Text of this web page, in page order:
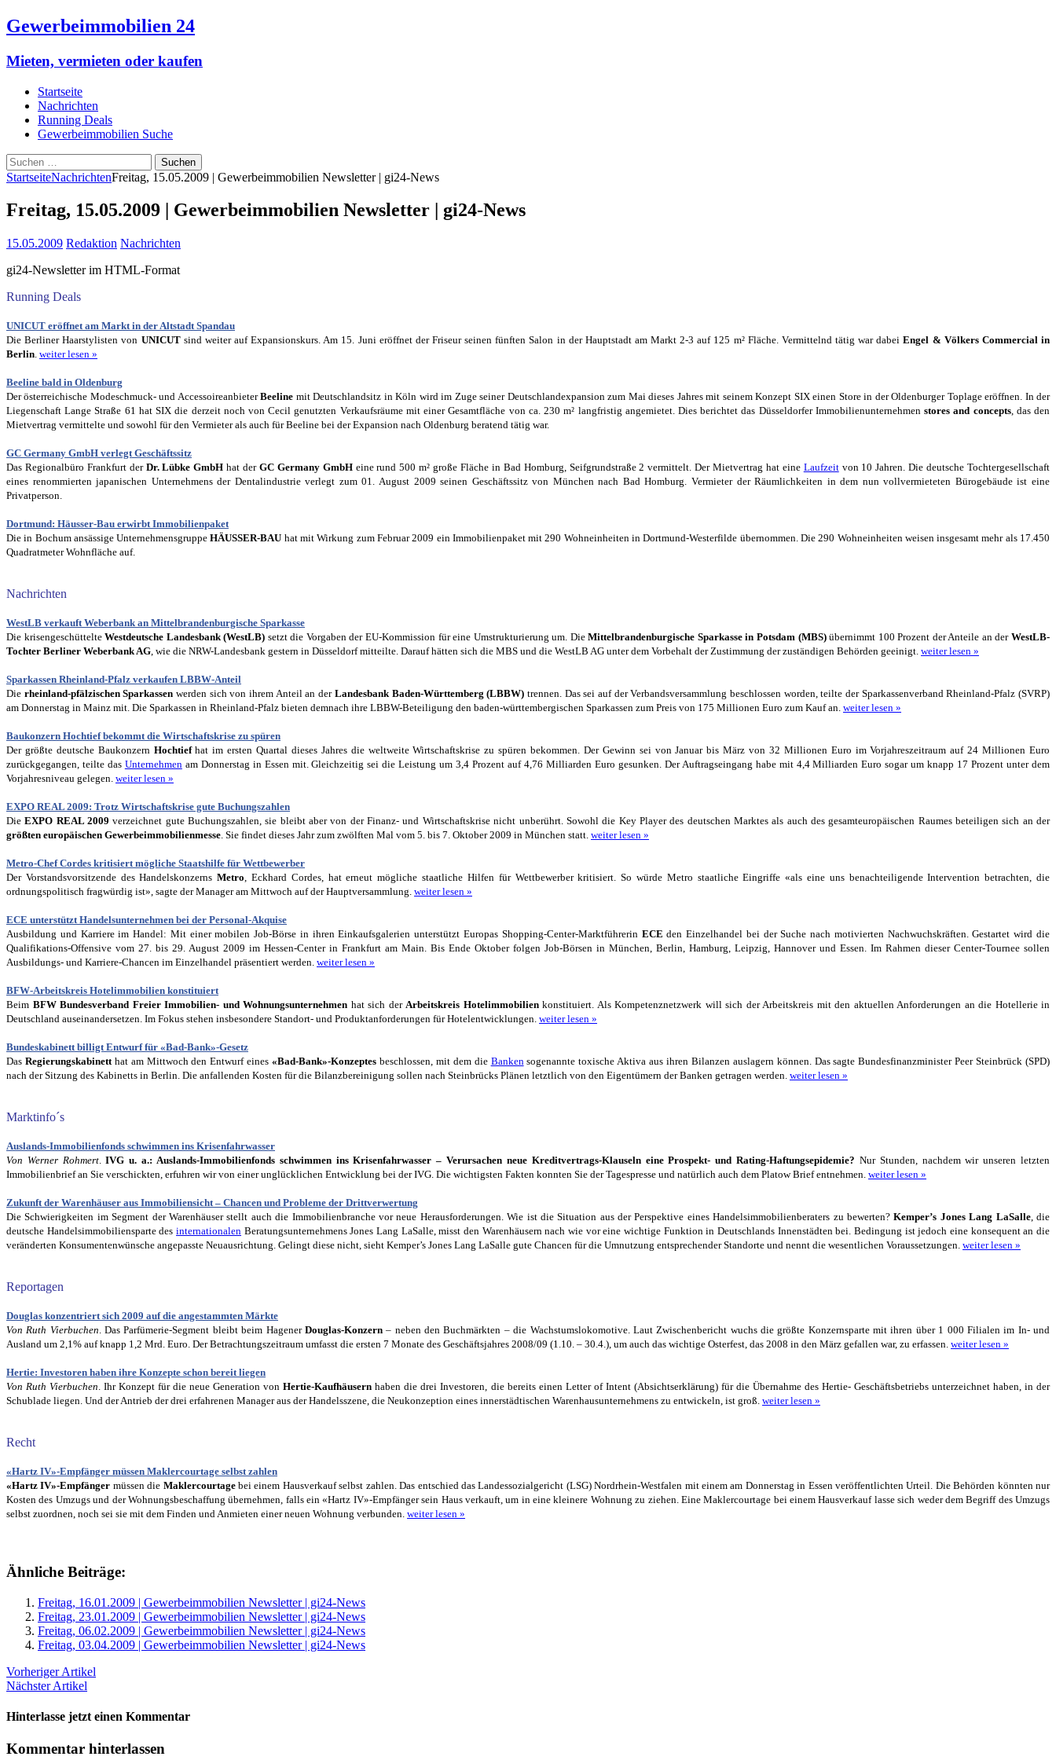
Gewerbeimmobilien 24
Mieten, vermieten oder kaufen
Startseite
Nachrichten
Running Deals
Gewerbeimmobilien Suche
Suchen
nach:
StartseiteNachrichtenFreitag, 15.05.2009 | Gewerbeimmobilien Newsletter | gi24-News
Freitag, 15.05.2009 | Gewerbeimmobilien Newsletter | gi24-News
15.05.2009 Redaktion Nachrichten
gi24-Newsletter im HTML-Format
Running Deals
UNICUT eröffnet am Markt in der Altstadt Spandau
Die Berliner Haarstylisten von UNICUTsind weiter auf Expansionskurs. Am 15. Juni eröffnet der Friseur seinen fünften Salon in der Hauptstadt am Markt 2-3 auf 125 m² Fläche. Vermittelnd tätig war dabeiEngel & Völkers Commercial in
Berlin. weiter lesen »
Beeline bald in Oldenburg
Der österreichische Modeschmuck- und AccessoireanbieterBeeline mit Deutschlandsitz in Köln wird im Zuge seiner Deutschlandexpansion zum Mai dieses Jahres mit seinem Konzept SIX einen Store in der Oldenburger Toplage eröffnen. In der
Liegenschaft Lange Straße 61 hat SIX die derzeit noch von Cecil genutzten Verkaufsräume mit einer Gesamtfläche von ca. 230 m² langfristig angemietet. Dies berichtet das Düsseldorfer Immobilienunternehmenstores and concepts, das den
Mietvertrag vermittelte und sowohl für den Vermieter als auch für Beeline bei der Expansion nach Oldenburg beratend tätig war.
GC Germany GmbH verlegt Geschäftssitz
Das Regionalbüro Frankfurt der Dr. Lübke GmbHhat der GC Germany GmbH eine rund 500 m² große Fläche in Bad Homburg, Seifgrundstraße 2 vermittelt. Der Mietvertrag hat eine Laufzeitvon 10 Jahren. Die deutsche Tochtergesellschaft
eines renommierten japanischen Unternehmens der Dentalindustrie verlegt zum 01. August 2009 seinen Geschäftssitz von München nach Bad Homburg. Vermieter der Räumlichkeiten in dem nun vollvermieteten Bürogebäude ist eine
Privatperson.
Dortmund: Häusser-Bau erwirbt Immobilienpaket
Die in Bochum ansässige Unternehmensgruppe HÄUSSER-BAU hat mit Wirkung zum Februar 2009 ein Immobilienpaket mit 290 Wohneinheiten in Dortmund-Westerfilde übernommen. Die 290 Wohneinheiten weisen insgesamt mehr als 17.450
Quadratmeter Wohnfläche auf.
Nachrichten
WestLB verkauft Weberbank an Mittelbrandenburgische Sparkasse
Die krisengeschüttelteWestdeutsche Landesbank (WestLB) setzt die Vorgaben der EU-Kommission für eine Umstrukturierung um. DieMittelbrandenburgische Sparkasse in Potsdam (MBS)übernimmt 100 Prozent der Anteile an derWestLB-
Tochter Berliner Weberbank AG, wie die NRW-Landesbank gestern in Düsseldorf mitteilte. Darauf hätten sich die MBS und die WestLB AG unter dem Vorbehalt der Zustimmung der zuständigen Behörden geeinigt. weiter lesen »
Sparkassen Rheinland-Pfalz verkaufen LBBW-Anteil
Die rheinland-pfälzischen Sparkassenwerden sich von ihrem Anteil an der Landesbank Baden-Württemberg (LBBW) trennen. Das sei auf der Verbandsversammlung beschlossen worden, teilte der Sparkassenverband Rheinland-Pfalz (SVRP)
am Donnerstag in Mainz mit. Die Sparkassen in Rheinland-Pfalz bieten demnach ihre LBBW-Beteiligung den baden-württembergischen Sparkassen zum Preis von 175 Millionen Euro zum Kauf an. weiter lesen »
Baukonzern Hochtief bekommt die Wirtschaftskrise zu spüren
Der größte deutsche Baukonzern Hochtiefhat im ersten Quartal dieses Jahres die weltweite Wirtschaftskrise zu spüren bekommen. Der Gewinn sei von Januar bis März von 32 Millionen Euro im Vorjahreszeitraum auf 24 Millionen Euro
zurückgegangen, teilte das Unternehmenam Donnerstag in Essen mit. Gleichzeitig sei die Leistung um 3,4 Prozent auf 4,76 Milliarden Euro gesunken. Der Auftragseingang habe mit 4,4 Milliarden Euro sogar um knapp 17 Prozent unter dem
Vorjahresniveau gelegen. weiter lesen »
EXPO REAL 2009: Trotz Wirtschaftskrise gute Buchungszahlen
DieEXPO REAL 2009verzeichnet gute Buchungszahlen, sie bleibt aber von der Finanz- und Wirtschaftskrise nicht unberührt. Sowohl die Key Player des deutschen Marktes als auch des gesamteuropäischen Raumes beteiligen sich an der
größten europäischen Gewerbeimmobilienmesse. Sie findet dieses Jahr zum zwölften Mal vom 5. bis 7. Oktober 2009 in München statt. weiter lesen »
Metro-Chef Cordes kritisiert mögliche Staatshilfe für Wettbewerber
Der Vorstandsvorsitzende des HandelskonzernsMetro, Eckhard Cordes, hat erneut mögliche staatliche Hilfen für Wettbewerber kritisiert. So würde Metro staatliche Eingriffe «als eine uns benachteiligende Intervention betrachten, die
ordnungspolitisch fragwürdig ist», sagte der Manager am Mittwoch auf der Hauptversammlung. weiter lesen »
ECE unterstützt Handelsunternehmen bei der Personal-Akquise
Ausbildung und Karriere im Handel: Mit einer mobilen Job-Börse in ihren Einkaufsgalerien unterstützt Europas Shopping-Center-Marktführerin ECE den Einzelhandel bei der Suche nach motivierten Nachwuchskräften. Gestartet wird die
Qualifikations-Offensive vom 27. bis 29. August 2009 im Hessen-Center in Frankfurt am Main. Bis Ende Oktober folgen Job-Börsen in München, Berlin, Hamburg, Leipzig, Hannover und Essen. Im Rahmen dieser Center-Tournee sollen
Ausbildungs- und Karriere-Chancen im Einzelhandel präsentiert werden. weiter lesen »
BFW-Arbeitskreis Hotelimmobilien konstituiert
Beim BFW Bundesverband Freier Immobilien- und Wohnungsunternehmen hat sich der Arbeitskreis Hotelimmobilien konstituiert. Als Kompetenznetzwerk will sich der Arbeitskreis mit den aktuellen Anforderungen an die Hotellerie in
Deutschland auseinandersetzen. Im Fokus stehen insbesondere Standort- und Produktanforderungen für Hotelentwicklungen. weiter lesen »
Bundeskabinett billigt Entwurf für «Bad-Bank»-Gesetz
Das Regierungskabinett hat am Mittwoch den Entwurf eines«Bad-Bank»-Konzeptesbeschlossen, mit dem die Bankensogenannte toxische Aktiva aus ihren Bilanzen auslagern können. Das sagte Bundesfinanzminister Peer Steinbrück (SPD)
nach der Sitzung des Kabinetts in Berlin. Die anfallenden Kosten für die Bilanzbereinigung sollen nach Steinbrücks Plänen letztlich von den Eigentümern der Banken getragen werden. weiter lesen »
Marktinfo´s
Auslands-Immobilienfonds schwimmen ins Krisenfahrwasser
Von Werner Rohmert.IVG u. a.: Auslands-Immobilienfonds schwimmen ins Krisenfahrwasser – Verursachen neue Kreditvertrags-Klauseln eine Prospekt- und Rating-Haftungsepidemie? Nur Stunden, nachdem wir unseren letzten
Immobilienbrief an Sie verschickten, erfuhren wir von einer unglücklichen Entwicklung bei der IVG. Die wichtigsten Fakten konnten Sie der Tagespresse und natürlich auch dem Platow Brief entnehmen. weiter lesen »
Zukunft der Warenhäuser aus Immobiliensicht – Chancen und Probleme der Drittverwertung
Die Schwierigkeiten im Segment der Warenhäuser stellt auch die Immobilienbranche vor neue Herausforderungen. Wie ist die Situation aus der Perspektive eines Handelsimmobilienberaters zu bewerten?Kemper’s Jones Lang LaSalle, die
deutsche Handelsimmobiliensparte des internationalen Beratungsunternehmens Jones Lang LaSalle, misst den Warenhäusern nach wie vor eine wichtige Funktion in Deutschlands Innenstädten bei. Bedingung ist jedoch eine konsequent an die
veränderten Konsumentenwünsche angepasste Neuausrichtung. Gelingt diese nicht, sieht Kemper’s Jones Lang LaSalle gute Chancen für die Umnutzung entsprechender Standorte und nennt die wesentlichen Voraussetzungen. weiter lesen »
Reportagen
Douglas konzentriert sich 2009 auf die angestammten Märkte
Von Ruth Vierbuchen. Das Parfümerie-Segment bleibt beim Hagener Douglas-Konzern– neben den Buchmärkten – die Wachstumslokomotive. Laut Zwischenbericht wuchs die größte Konzernsparte mit ihren über 1 000 Filialen im In- und
Ausland um 2,1% auf knapp 1,2 Mrd. Euro. Der Betrachtungszeitraum umfasst die ersten 7 Monate des Geschäftsjahres 2008/09 (1.10. – 30.4.), um auch das wichtige Osterfest, das 2008 in den März gefallen war, zu erfassen. weiter lesen »
Hertie: Investoren haben ihre Konzepte schon bereit liegen
Von Ruth Vierbuchen. Ihr Konzept für die neue Generation vonHertie-Kaufhäusernhaben die drei Investoren, die bereits einen Letter of Intent (Absichtserklärung) für die Übernahme des Hertie- Geschäftsbetriebs unterzeichnet haben, in der
Schublade liegen. Und der Antrieb der drei erfahrenen Manager aus der Handelsszene, die Neukonzeption eines innerstädtischen Warenhausunternehmens zu entwickeln, ist groß. weiter lesen »
Recht
«Hartz IV»-Empfänger müssen Maklercourtage selbst zahlen
«Hartz IV»-Empfänger müssen die Maklercourtagebei einem Hausverkauf selbst zahlen. Das entschied das Landessozialgericht (LSG) Nordrhein-Westfalen mit einem am Donnerstag in Essen veröffentlichten Urteil. Die Behörden könnten nur
Kosten des Umzugs und der Wohnungsbeschaffung übernehmen, falls ein «Hartz IV»-Empfänger sein Haus verkauft, um in eine kleinere Wohnung zu ziehen. Eine Maklercourtage bei einem Hausverkauf lasse sich weder dem Begriff des Umzugs
selbst zuordnen, noch sei sie mit dem Finden und Anmieten einer neuen Wohnung verbunden. weiter lesen »
Ähnliche Beiträge:
Freitag, 16.01.2009 | Gewerbeimmobilien Newsletter | gi24-News
Freitag, 23.01.2009 | Gewerbeimmobilien Newsletter | gi24-News
Freitag, 06.02.2009 | Gewerbeimmobilien Newsletter | gi24-News
Freitag, 03.04.2009 | Gewerbeimmobilien Newsletter | gi24-News
Vorheriger Artikel
Nächster Artikel
Hinterlasse jetzt einen Kommentar
Kommentar hinterlassen